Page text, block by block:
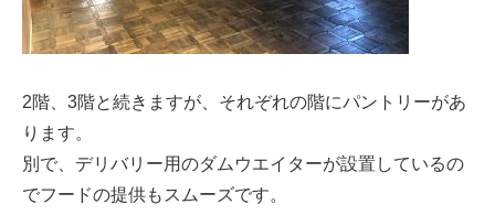
2階、3階と続きますが、それぞれの階にパントリーがあ
ります。
別で、デリバリー用のダムウエイターが設置しているの
でフードの提供もスムーズです。